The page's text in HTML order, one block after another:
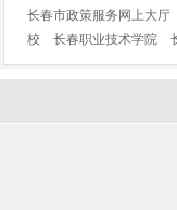
长春市政策服务网上大厅
校
长春职业技术学院